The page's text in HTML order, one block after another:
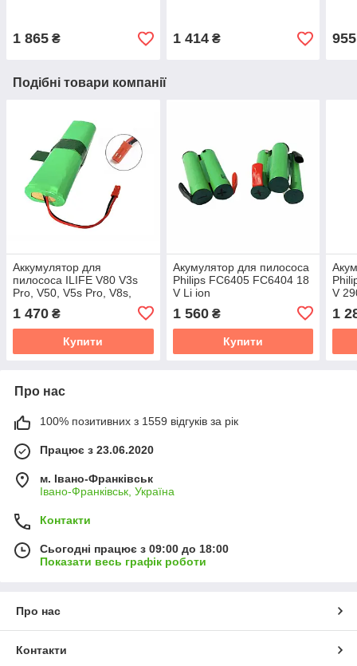
1 865 ₴ 1 414₴ 955
Подібні товари компанії
Аккумулятор для
пилососа ILIFE V80 V3s
Pro, V50, V5s Pro, V8s,
X750 14.4V 3500 mAh Li-
ion
1 470 ₴
Купити
Акумулятор для пилососа
Philips FC6405 FC6404 18
V Li ion
1 560₴
Купити
V
1
Про нас
100% позитивних з 1559 відгуків за рік
Працює з 23.06.2020
м. Івано-Франківськ
Івано-Франківськ, Україна
Контакти
Сьогодні працює з 09:00 до 18:00
Показати весь графік роботи
Про нас
Контакти